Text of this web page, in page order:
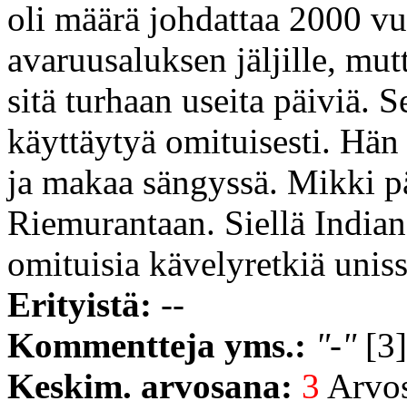
oli määrä johdattaa 2000
avaruusaluksen jäljille,
sitä turhaan useita päiviä.
käyttäytyä omituisesti.
ja makaa sängyssä. Mikki
Riemurantaan. Siellä
omituisia kävelyretkiä
Erityistä: --
Kommentteja yms.: "-"
Keskim. arvosana: 3